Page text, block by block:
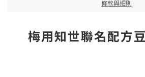
條款與細則
梅用知世聯名配方